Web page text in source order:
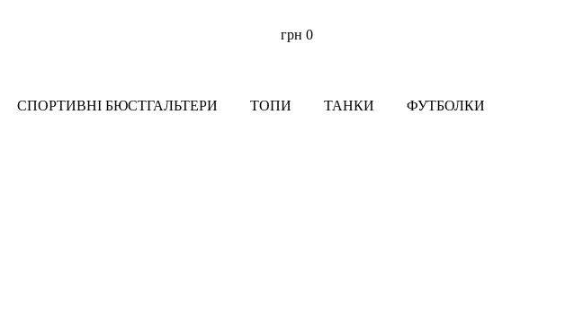
грн 0
СПОРТИВНІ БЮСТГАЛЬТЕРИ ТОПИ ТАНКИ ФУТБОЛКИ